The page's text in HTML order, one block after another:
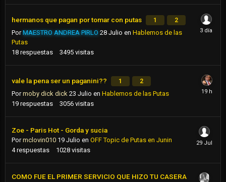
hermanos que pagan por tomar con putas 1 2
PorMAESTRO ANDREA PIRLO 28 Julio en Hablemos de las
Putas
18 respuestas 3495 visitas
vale la pena ser un paganini?? 1 2
Pormoby dick dick 23 Julio en Hablemos de las Putas
19 respuestas 3056 visitas
Zoe - Paris Hot - Gorda y sucia
Pormclovin010 19 Julio en OFF Topic de Putas en Junin
4 respuestas 1028 visitas
COMO FUE EL PRIMER SERVICIO QUE HIZO TU CASERA